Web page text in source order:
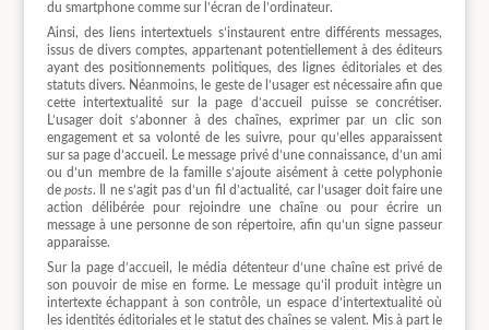
du smartphone comme sur l’écran de l’ordinateur.
Ainsi, des liens intertextuels s’instaurent entre différents messages,
issus de divers comptes, appartenant potentiellement à des éditeurs
ayant des positionnements politiques, des lignes éditoriales et des
statuts divers. Néanmoins, le geste de l’usager est nécessaire afin que
cette intertextualité sur la page d’accueil puisse se concrétiser.
L’usager doit s’abonner à des chaînes, exprimer par un clic son
engagement et sa volonté de les suivre, pour qu’elles apparaissent
sur sa page d’accueil. Le message privé d’une connaissance, d’un ami
ou d’un membre de la famille s’ajoute aisément à cette polyphonie
deposts. Il ne s’agit pas d’un fil d’actualité, car l’usager doit faire une
action délibérée pour rejoindre une chaîne ou pour écrire un
message à une personne de son répertoire, afin qu’un signe passeur
apparaisse.
Sur la page d’accueil, le média détenteur d’une chaîne est privé de
son pouvoir de mise en forme. Le message qu’il produit intègre un
intertexte échappant à son contrôle, un espace d’intertextualité où
les identités éditoriales et le statut des chaînes se valent. Mis à part le